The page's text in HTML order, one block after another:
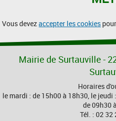
Vous devezaccepter les cookies
Mairie de Surtauville -
Horaires
le mardi : de 15h00 à 18h30, le
de 09h30
Tél. : 02 32